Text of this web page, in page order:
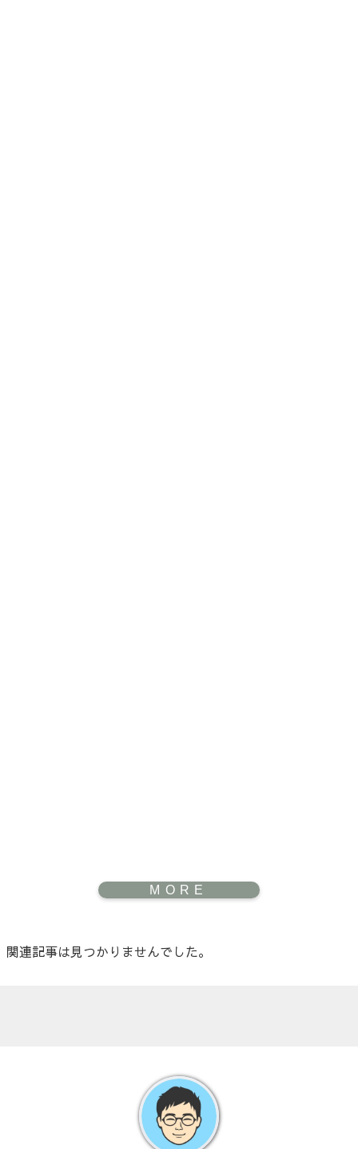
関連記事は見つかりませんでした。